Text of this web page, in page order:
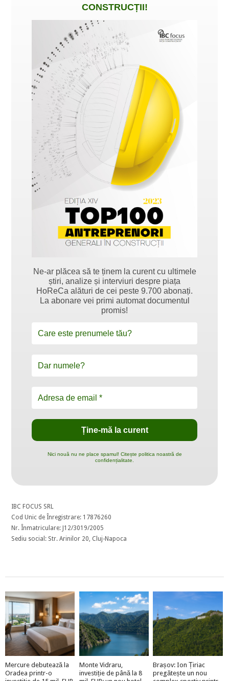
CONSTRUCȚII!
Ne-ar plăcea să te ținem la curent cu ultimele
știri, analize și interviuri despre piața
HoReCa alături de cei peste 9.700 abonați.
La abonare vei primi automat documentul
promis!
Nici nouă nu ne place spamul! Citește politica noastră de
confidențialitate.
IBC FOCUS SRL
Cod Unic de Înregistrare: 17876260
Nr. Înmatriculare: J12/3019/2005
Sediu social: Str. Arinilor 20, Cluj-Napoca
Mercure debutează la
Oradea printr-o
Monte Vidraru,
investiție de până la 8
Brașov: Ion Țiriac
pregătește un nou